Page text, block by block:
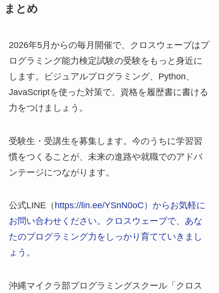
まとめ
2026年5月からの毎月開催で、クロスウェーブはプ
ログラミング能力検定試験の受験をもっと身近に
します。ビジュアルプログラミング、Python、
JavaScriptを使った対策で、資格を履歴書に書ける
力をつけましょう。
受験生・受講生を募集します。今のうちに学習習
慣をつくることが、未来の進路や就職でのアドバ
ンテージにつながります。
公式LINE（ https://lin.ee/YSnN0oC）からお気軽に
お問い合わせください。クロスウェーブで、あな
たのプログラミング力をしっかり育てていきまし
ょう。
沖縄マイクラ部プログラミングスクール「クロス